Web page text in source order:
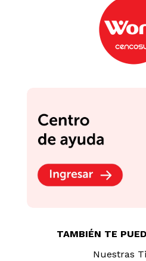
Lapicero Tinta Borrable
Frixion Ball Pilot Azul +
Recarga